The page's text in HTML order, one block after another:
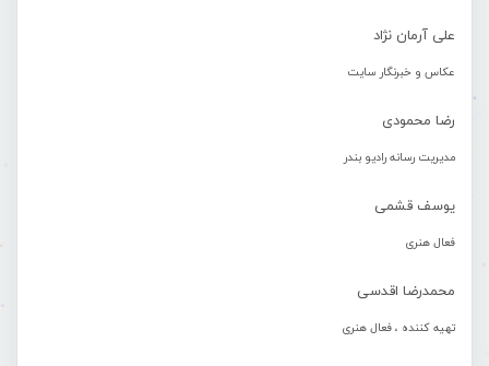
علی آرمان نژاد
عکاس و خبرنگار سایت
رضا محمودی
مدیریت رسانه رادیو بندر
یوسف قشمی
فعال هنری
محمدرضا اقدسی
تهیه کننده ، فعال هنری